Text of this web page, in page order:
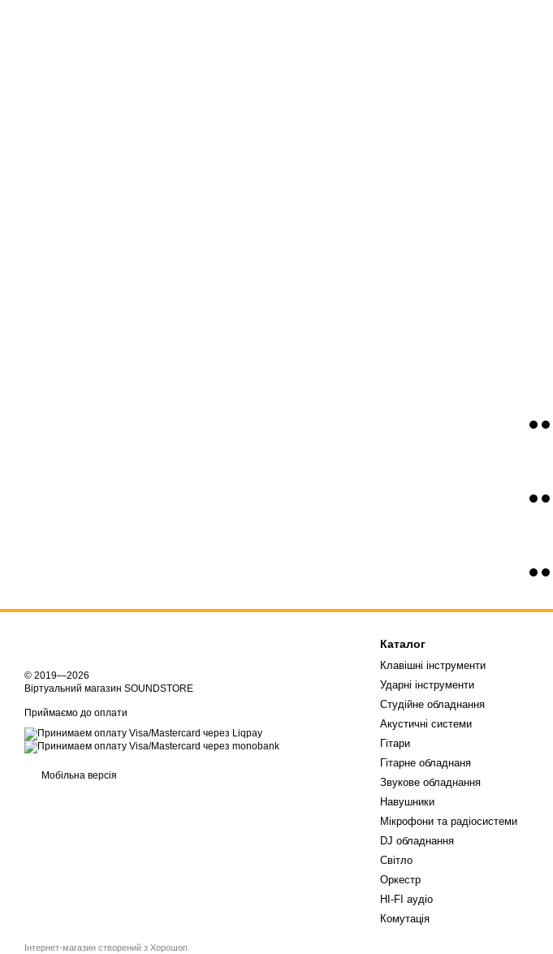
© 2019—2026
Віртуальний магазин SOUNDSTORE
Приймаємо до оплати
Мобільна версія
Інтернет-магазин створений з Хорошоп
Каталог
Клавішні інструменти
Ударні інструменти
Студійне обладнання
Акустичні системи
Гітари
Гітарне обладнаня
Звукове обладнання
Навушники
Мікрофони та радіосистеми
DJ обладнання
Світло
Оркестр
HI-FI аудіо
Комутація